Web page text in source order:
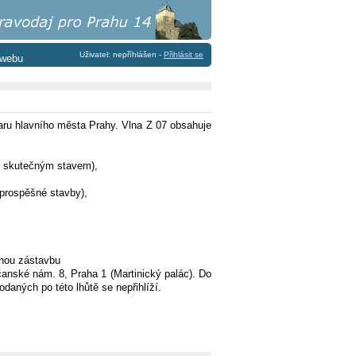
hlavního města Prahy. Vlna Z 07 obsahuje
stavem),
stavby),
zástavbu
nám. 8, Praha 1 (Martinický palác). Do
po této lhůtě se nepřihlíží.
Uživatel: nepříhlášen - Přihlásit se